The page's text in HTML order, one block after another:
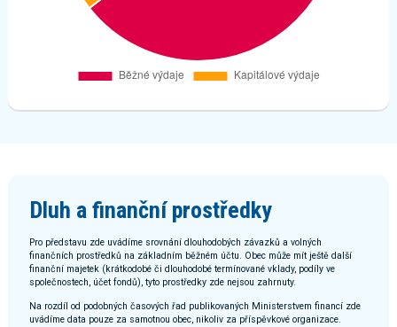
Dluh a finanční prostředky
Pro představu zde uvádíme srovnání dlouhodobých závazků a volných
finančních prostředků na základním běžném účtu. Obec může mít ještě další
finanční majetek (krátkodobé či dlouhodobé termínované vklady, podíly ve
společnostech, účet fondů), tyto prostředky zde nejsou zahrnuty.
Na rozdíl od podobných časových řad publikovaných Ministerstvem financí zde
uvádíme data pouze za samotnou obec, nikoliv za příspěvkové organizace.